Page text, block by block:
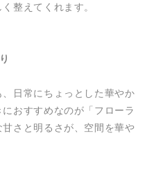
整えてくれます。
日常にちょっとした華やか
おすすめなのが「フローラ
さと明るさが、空間を華や